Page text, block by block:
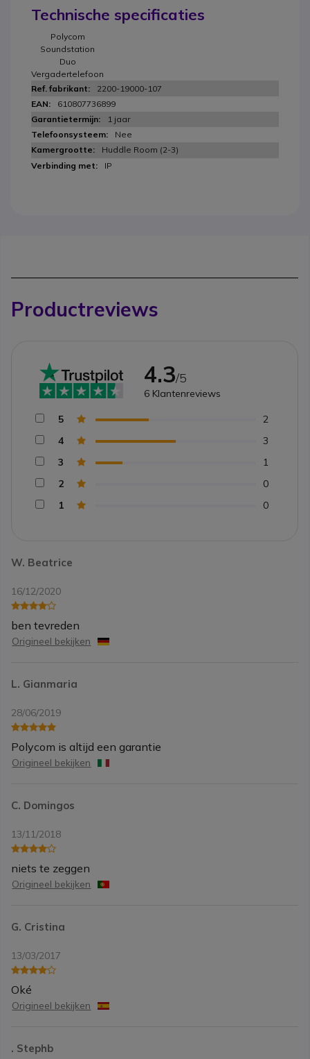
Technische specificaties
Polycom
Soundstation
Duo
Vergadertelefoon
2200-19000-107
610807736899
1 jaar
Nee
Huddle Room (2-3)
IP
Productreviews
W. Beatrice
16/12/2020
ben tevreden
Origineel bekijken
L. Gianmaria
28/06/2019
Polycom is altijd een garantie
Origineel bekijken
C. Domingos
13/11/2018
niets te zeggen
Origineel bekijken
G. Cristina
13/03/2017
Oké
Origineel bekijken
. Stephb
4.3/5
6 Klantenreviews
5
2
4
3
3
1
2
0
1
0